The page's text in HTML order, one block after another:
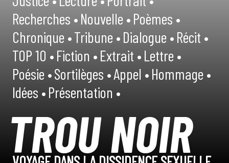
Recherches •Nouvelle •Poèmes •
Chronique •Tribune •Dialogue •Récit •
TOP 10 •Fiction •Extrait •Lettre •
Poésie •Sortilèges •Appel •Hommage •
Idées •Présentation •
TROU NOIR